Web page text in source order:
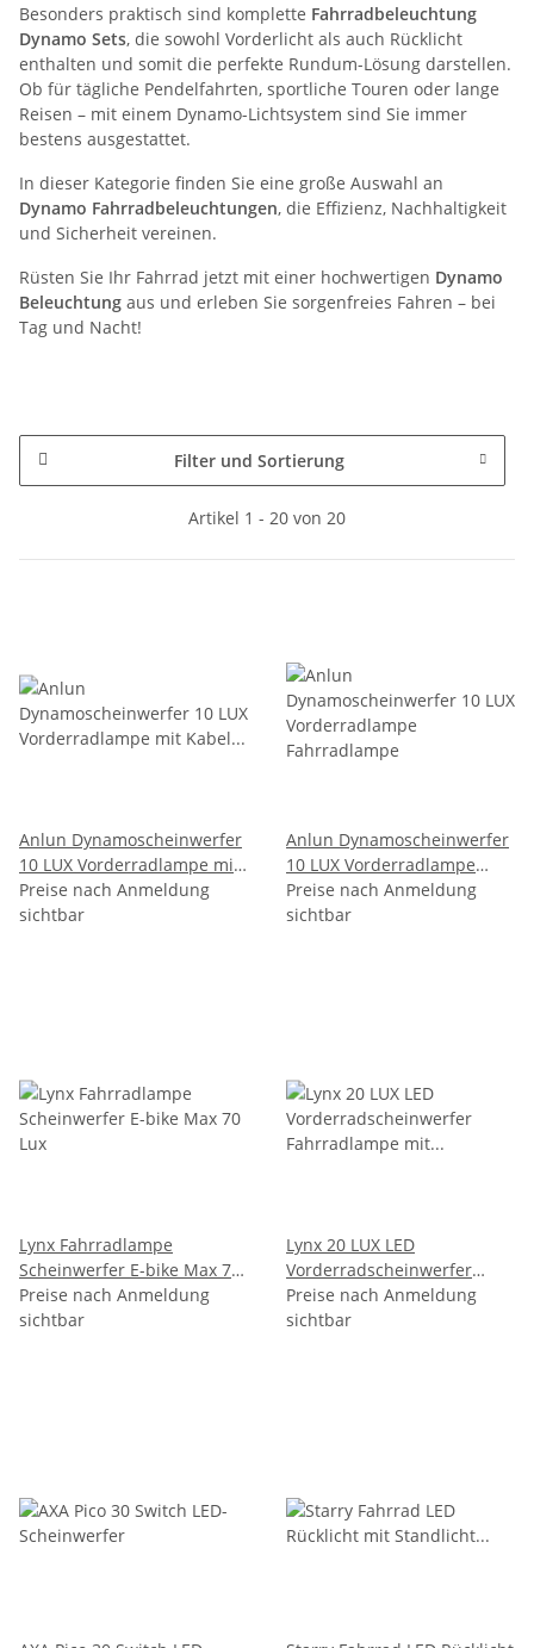
Besonders praktisch sind komplette Fahrradbeleuchtung
Dynamo Sets, die sowohl Vorderlicht als auch Rücklicht
enthalten und somit die perfekte Rundum-Lösung darstellen.
Ob für tägliche Pendelfahrten, sportliche Touren oder lange
Reisen – mit einem Dynamo-Lichtsystem sind Sie immer
bestens ausgestattet.
In dieser Kategorie finden Sie eine große Auswahl an
Dynamo Fahrradbeleuchtungen, die Effizienz, Nachhaltigkeit
und Sicherheit vereinen.
Rüsten Sie Ihr Fahrrad jetzt mit einer hochwertigen Dynamo
Beleuchtung aus und erleben Sie sorgenfreies Fahren – bei
Tag und Nacht!
Filter und Sortierung
Artikel 1 - 20 von 20
Anlun Dynamoscheinwerfer
10 LUX Vorderradlampe mit
Kabel Fahrradlampe
Preise nach Anmeldung
sichtbar
Anlun Dynamoscheinwerfer
10 LUX Vorderradlampe
Fahrradlampe
Preise nach Anmeldung
sichtbar
Lynx Fahrradlampe
Scheinwerfer E-bike Max 70
Lux
Preise nach Anmeldung
sichtbar
Lynx 20 LUX LED
Vorderradscheinwerfer
Fahrradlampe mit
Standlicht
Preise nach Anmeldung
sichtbar